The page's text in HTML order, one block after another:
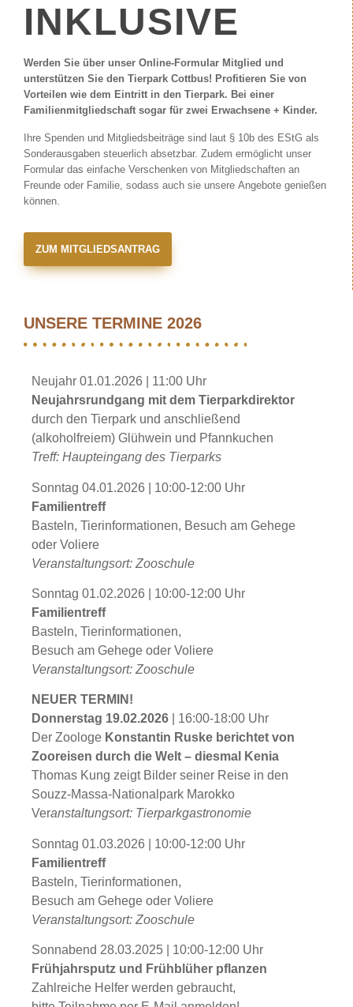
INKLUSIVE
Werden Sie über unser Online-Formular Mitglied und
unterstützen Sie den Tierpark Cottbus! Profitieren Sie von
Vorteilen wie dem Eintritt in den Tierpark. Bei einer
Familienmitgliedschaft sogar für zwei Erwachsene + Kinder.
Ihre Spenden und Mitgliedsbeiträge sind laut § 10b des EStG als
Sonderausgaben steuerlich absetzbar. Zudem ermöglicht unser
Formular das einfache Verschenken von Mitgliedschaften an
Freunde oder Familie, sodass auch sie unsere Angebote genießen
können.
ZUM MITGLIEDSANTRAG
UNSERE TERMINE 2026
Neujahr 01.01.2026 | 11:00 Uhr
Neujahrsrundgang mit dem Tierparkdirektor
durch den Tierpark und anschließend
(alkoholfreiem) Glühwein und Pfannkuchen
Treff: Haupteingang des Tierparks
Sonntag 04.01.2026 | 10:00-12:00 Uhr
Familientreff
Basteln, Tierinformationen, Besuch am Gehege
oder Voliere
Veranstaltungsort: Zooschule
Sonntag 01.02.2026 | 10:00-12:00 Uhr
Familientreff
Basteln, Tierinformationen,
Besuch am Gehege oder Voliere
Veranstaltungsort: Zooschule
NEUER TERMIN!
Donnerstag 19.02.2026 | 16:00-18:00 Uhr
Der Zoologe Konstantin Ruske berichtet von
Zooreisen durch die Welt – diesmal Kenia
Thomas Kung zeigt Bilder seiner Reise in den
Souzz-Massa-Nationalpark Marokko
Veranstaltungsort: Tierparkgastronomie
Sonntag 01.03.2026 | 10:00-12:00 Uhr
Familientreff
Basteln, Tierinformationen,
Besuch am Gehege oder Voliere
Veranstaltungsort: Zooschule
Sonnabend 28.03.2025 | 10:00-12:00 Uhr
Frühjahrsputz und Frühblüher pflanzen
Zahlreiche Helfer werden gebraucht,